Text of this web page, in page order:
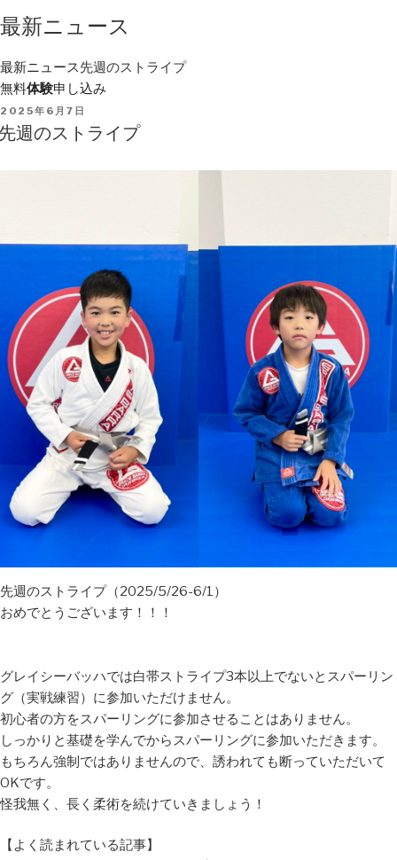
最新ニュース
最新ニュース先週のストライプ
無料体験申し込み
POSTED
ON
2025年6月7日
週のストライプ
先週のストライプ（2025/5/26-6/1）
おめでとうございます！！！
グレイシーバッハでは白帯ストライプ3本以上でないとスパーリン
グ（実戦練習）に参加いただけません。
初心者の方をスパーリングに参加させることはありません。
しっかりと基礎を学んでからスパーリングに参加いただきます。
もちろん強制ではありませんので、誘われても断っていただいて
OKです。
怪我無く、長く柔術を続けていきましょう！
【よく読まれている記事】